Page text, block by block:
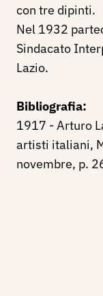
con tre dipinti.
Nel 1932
Sindacato
Lazio.
Bibliografia:
1917 - Arturo
artisti italiani,
novembre, p.